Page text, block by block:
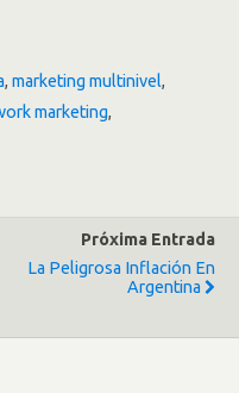
, marketing multinivel,
marketing,
Próxima Entrada
La Peligrosa Inflación En
Argentina